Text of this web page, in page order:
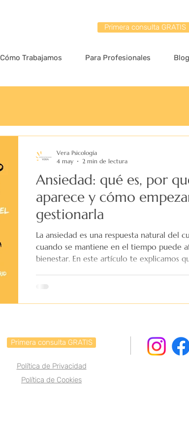
Primera consulta GRATIS
Cómo Trabajamos Para Profesionales Blog
Ansiedad: qué es, por
aparece y cómo
gestionarla
La ansiedad es una respuesta natural del
cuando se mantiene en el tiempo puede
bienestar. En este artículo te explicamos
Vera Psicología
4 may
2 min de lectura
Primera consulta GRATIS
Política de Privacidad
Política de Cookies